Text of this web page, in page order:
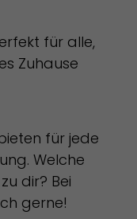
für alle,
Zuhause
für jede
Welche
dir? Bei
gerne!